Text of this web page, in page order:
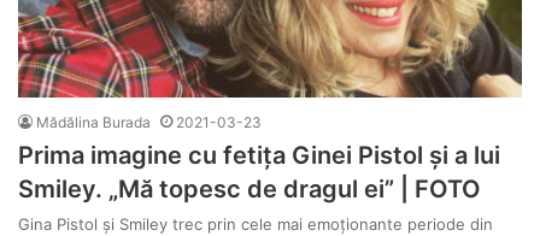
Mădălina Burada 2021-03-23
Prima imagine cu fetița Ginei Pistol și a lui
Smiley. „Mă topesc de dragul ei” | FOTO
Gina Pistol și Smiley trec prin cele mai emoționante periode din